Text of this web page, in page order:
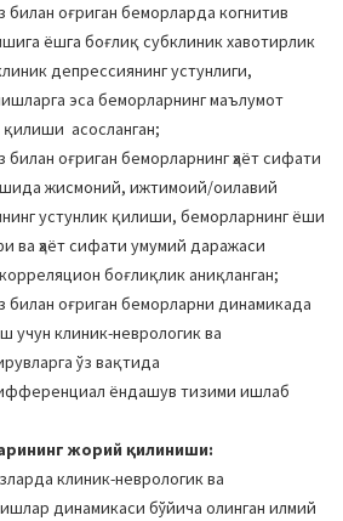
оғриган беморларда когнитив
ёшга боғлиқ субклиник хавотирлик
депрессиянинг устунлиги,
эса беморларнинг маълумот
асосланган;
оғриган беморларнинг ҳаёт сифати
жисмоний, ижтимоий/оилавий
устунлик қилиши, беморларнинг ёши
ва ҳаёт сифати умумий даражаси
боғлиқлик аниқланган;
оғриган беморларни динамикада
учун клиник-неврологик ва
ўз вақтида
ёндашув тизими ишлаб
жорий қилиниши:
клиник-неврологик ва
динамикаси бўйича олинган илмий